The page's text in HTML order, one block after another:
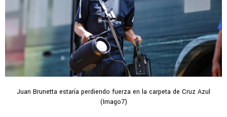
Juan Brunetta estaría perdiendo fuerza en la carpeta de Cruz Azul
(Imago7)